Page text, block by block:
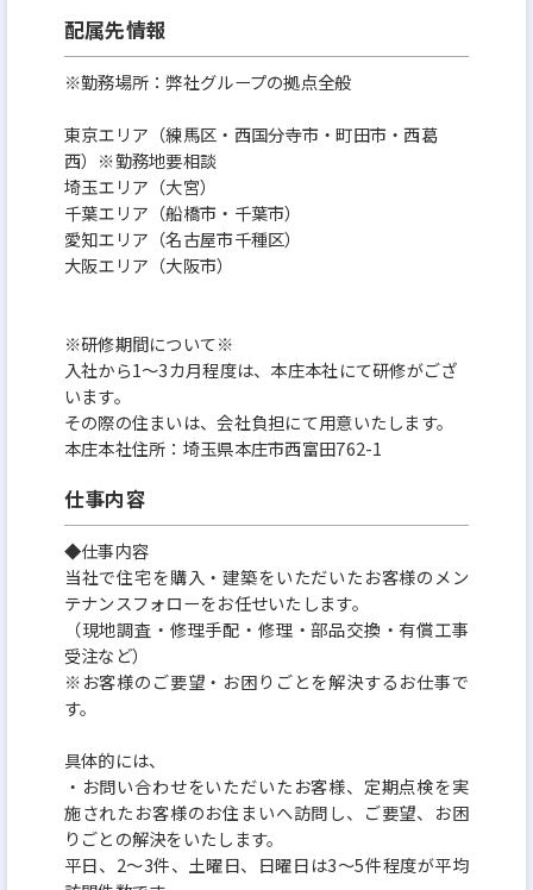
■弊社の強み：
多様化するニーズやライフスタイル、エリアの特性
に合った、オリジナリティとクオリティを追求した
住まいづくりを実現しています。また「社内責任一貫
体制」で 用地の取得／開発／設計／施工／販売とい
う住まいづくりのプロセスに加えて、アフターサー
ビス／リフォーム／買取りなど、住んだ後も責任を
持ってフォローすることで顧客にきめ細やかで迅速
は、メイドイン・ケイアイを成す同社のアドバンテ
ージです。
配属先情報
※勤務場所：弊社グループの拠点全般
東京エリア（練馬区・西国分寺市・町田市・西葛
西）※勤務地要相談
埼玉エリア（大宮）
千葉エリア（船橋市・千葉市）
愛知エリア（名古屋市千種区）
大阪エリア（大阪市）
※研修期間について※
入社から1～3カ月程度は、本庄本社にて研修がござ
います。
その際の住まいは、会社負担にて用意いたします。
本庄本社住所：埼玉県本庄市西富田762-1
仕事内容
◆仕事内容
当社で住宅を購入・建築をいただいたお客様のメン
テナンスフォローをお任せいたします。
（現地調査・修理手配・修理・部品交換・有償工事
受注など）
※お客様のご要望・お困りごとを解決するお仕事で
す。
具体的には、
・お問い合わせをいただいたお客様、定期点検を実
施されたお客様のお住まいへ訪問し、ご要望、お困
りごとの解決をいたします。
平日、2～3件、土曜日、日曜日は3～5件程度が平均